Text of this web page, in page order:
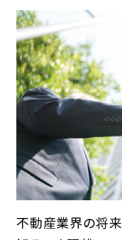
不動産業界の将